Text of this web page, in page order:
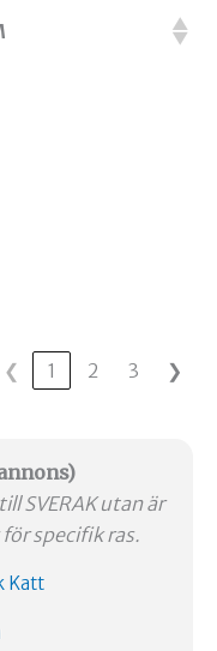
❮ 1 2 3 ❯
SVERAK utan är
specifik ras.
Katt